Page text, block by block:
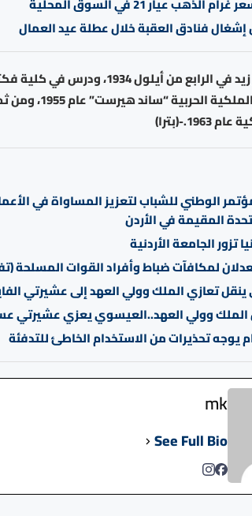
ولد سمو الأمير زيد في الرابع من
من الأكاديمية
(بترا)
الوطني للشباب لتعزيز المساواة في
المقيمة في الأردن
تزور الجامعة الأردنية
لمكافآت ضباط وأفراد القوات المسلحة
تعازي الملك وولي العهد إلى عشيرتي
الملك وولي العهد..العيسوي يعزي عشيرتي
يوجه تحذيرات من الاستخدام الخاطئ للتدفئة
mk
See Full Bio